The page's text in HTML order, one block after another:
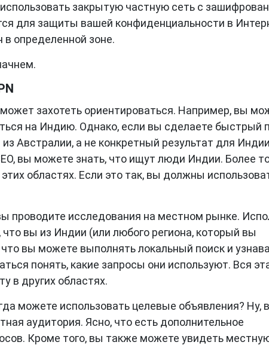
закрытую частную сеть с
для защиты вашей конфиденциальности в
в определенной зоне.
захотеть ориентироваться. Например, вы
на Индию. Однако, если вы сделаете быстрый
Австралии, а не конкретный результат для
вы можете знать, что ищут люди Индии. Более
областях. Если это так, вы должны
проводите исследования на местном рынке.
вы из Индии (или любого региона, который вы
вы можете выполнять локальный поиск и
понять, какие запросы они используют. Вся
в других областях.
можете использовать целевые объявления? Ну,
аудитория. Ясно, что есть дополнительное
Кроме того, вы также можете увидеть